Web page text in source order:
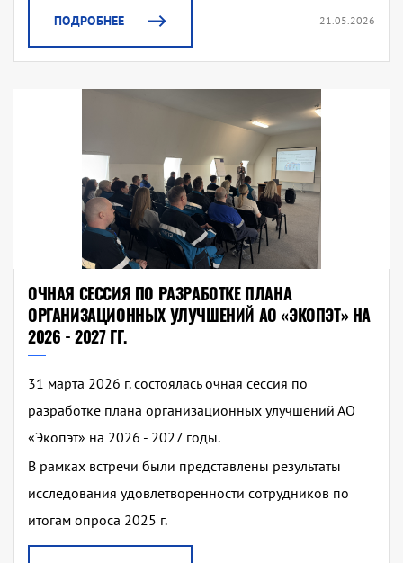
ПОДРОБНЕЕ 21.05.2026
ОЧНАЯ СЕССИЯ ПО РАЗРАБОТКЕ ПЛАНА
ОРГАНИЗАЦИОННЫХ УЛУЧШЕНИЙ АО «ЭКОПЭТ» НА
2026 - 2027 ГГ.
31 марта 2026 г. состоялась очная сессия по
разработке плана организационных улучшений АО
«Экопэт» на 2026 - 2027 годы.
В рамках встречи были представлены результаты
исследования удовлетворенности сотрудников по
итогам опроса 2025 г.